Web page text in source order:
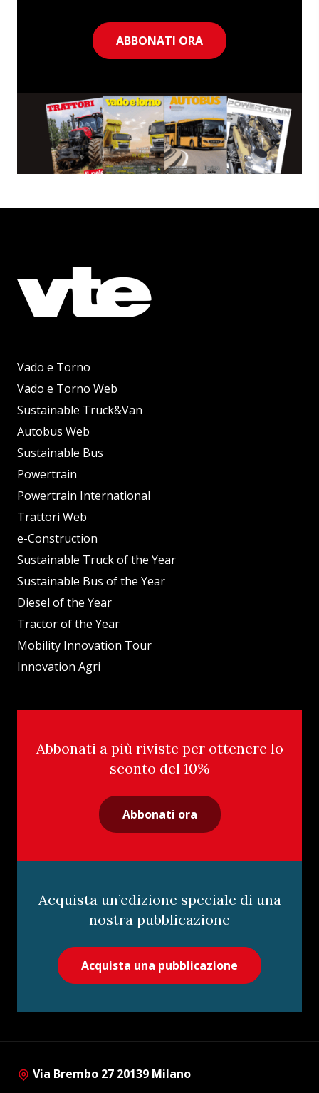
ABBONATI ORA
Vado e Torno
Vado e Torno Web
Sustainable Truck&Van
Autobus Web
Sustainable Bus
Powertrain
Powertrain International
Trattori Web
e-Construction
Sustainable Truck of the Year
Sustainable Bus of the Year
Diesel of the Year
Tractor of the Year
Mobility Innovation Tour
Innovation Agri
Abbonati a più riviste per ottenere lo
sconto del 10%
Abbonati ora
Acquista un’edizione speciale di una
nostra pubblicazione
Acquista una pubblicazione
Via Brembo 27 20139 Milano